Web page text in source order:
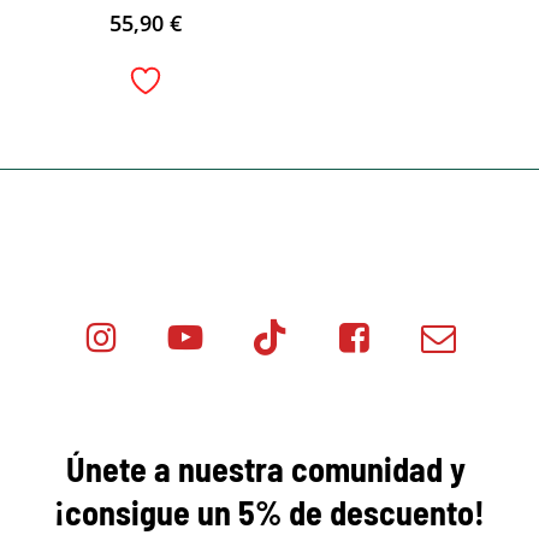
55,90€
Minicar Tok
Minicar Minicar
Únete a nuestra comunidad y
¡consigue un 5% de descuento!